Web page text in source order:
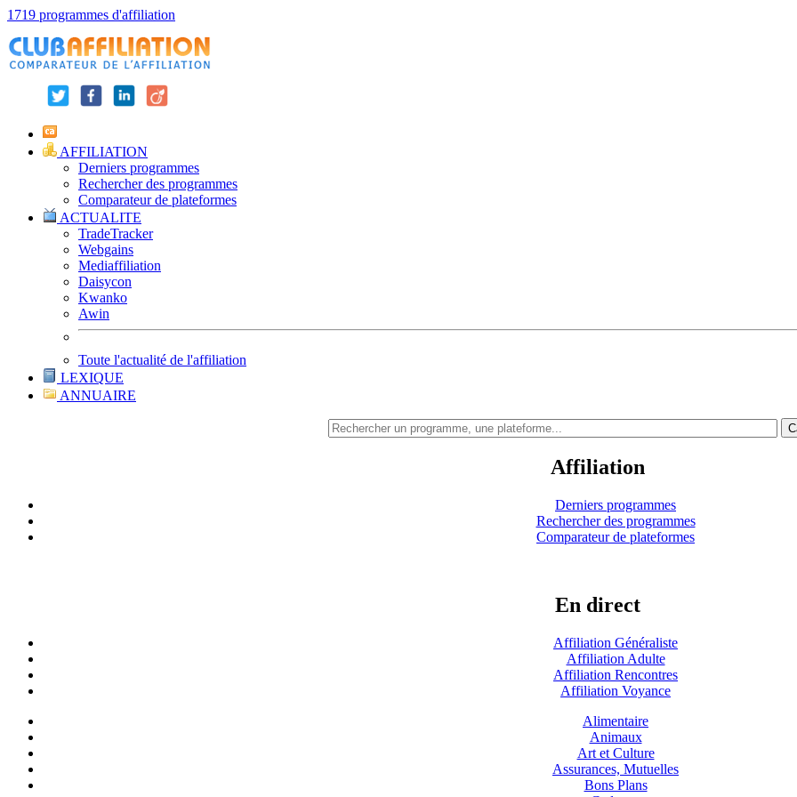
1719 programmes d'affiliation
AFFILIATION
Derniers programmes
Rechercher des programmes
Comparateur de plateformes
ACTUALITE
TradeTracker
Webgains
Mediaffiliation
Daisycon
Kwanko
Awin
Toute l'actualité de l'affiliation
LEXIQUE
ANNUAIRE
Affiliation
Derniers programmes
Rechercher des programmes
Comparateur de plateformes
En direct
Affiliation Généraliste
Affiliation Adulte
Affiliation Rencontres
Affiliation Voyance
Alimentaire
Animaux
Art et Culture
Assurances, Mutuelles
Bons Plans